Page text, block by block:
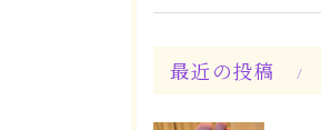
最近の投稿